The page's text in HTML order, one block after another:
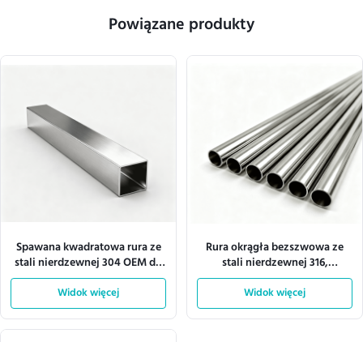
Powiązane produkty
Spawana kwadratowa rura ze
stali nierdzewnej 304 OEM do
projektów domowych i
przemysłowych
Widok więcej
Rura okrągła bezszwowa ze
stali nierdzewnej 316,
polerowana, OEM
Widok więcej